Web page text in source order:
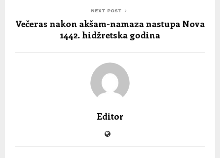
NEXT POST
Večeras nakon akšam-namaza nastupa Nova
1442. hidžretska godina
Editor